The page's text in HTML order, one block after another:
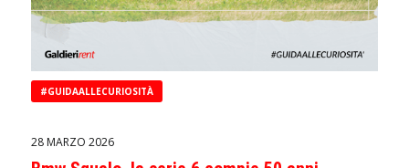
#GUIDAALLECURIOSITÀ
28 MARZO 2026